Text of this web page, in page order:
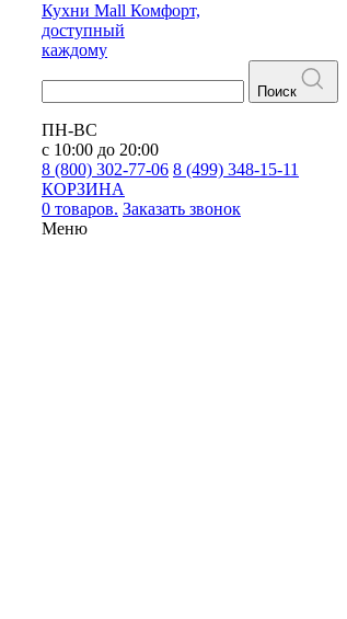
Кухни Mall Комфорт,
доступный
каждому
Поиск
ПН-ВС
с 10:00 до 20:00
8 (800) 302-77-06 8 (499) 348-15-11
КОРЗИНА
0 товаров. Заказать звонок
Меню